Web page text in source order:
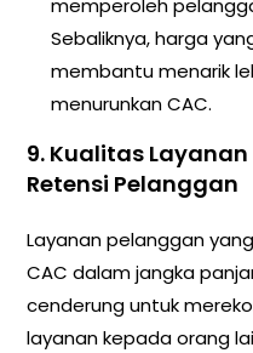
Sebaliknya, harga
membantu menarik
menurunkan CAC.
9. Kualitas
Retensi Pelanggan
Layanan pelanggan
CAC dalam jangka
cenderung untuk
layanan kepada orang